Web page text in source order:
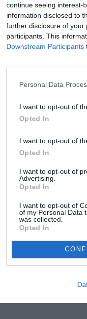
continue seeing interest-
information disclosed to
further disclosure of your
participants. This
Downstream Participants
Personal Data
I want to opt-out of
Opted In
I want to opt-out of
Opted In
I want to opt-out of
Advertising.
Opted In
I want to opt-out of
of my Personal Data
was collected.
Opted In
forcément
Soutenez-nous,
NOUS
est une merveille